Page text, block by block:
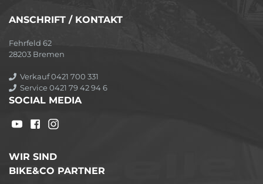
ANSCHRIFT / KONTAKT
Fehrfeld 62
28203 Bremen
Verkauf 0421 700 331
Service 0421 79 42 94 6
SOCIAL MEDIA
WIR SIND
BIKE&CO PARTNER